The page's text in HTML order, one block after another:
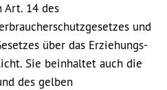
Art. 14 des
und
über das Erziehungs-
Sie beinhaltet auch die
des gelben